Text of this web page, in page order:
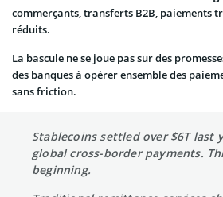
commerçants, transferts B2B, paiements
réduits.
La bascule ne se joue pas sur des
des banques à opérer ensemble des
sans friction.
Stablecoins settled over $6T last
global cross-border payments.
beginning.